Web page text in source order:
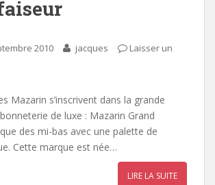
2010 jacques
Laisser un
Mazarin s’inscrivent dans la grande
de luxe : Mazarin Grand
des mi-bas avec une palette de
Cette marque est née…
LIRE LA SUITE